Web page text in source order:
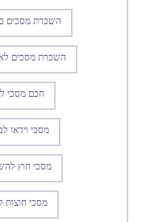
השכרת מסכים
השכרת מסכים
חכם מסכי
מסכי וידאו
מסכי חוץ
מסכי חוצות